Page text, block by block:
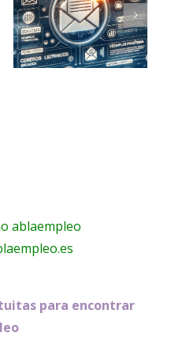
busca
trabajo
ablaempleo
para encontrar